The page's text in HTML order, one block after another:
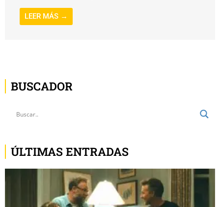
LEER MÁS →
BUSCADOR
ÚLTIMAS ENTRADAS